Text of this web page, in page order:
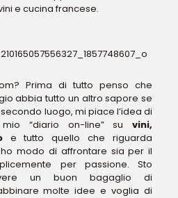
e cucina francese.
Prima di tutto penso che
abbia tutto un altro sapore se
luogo, mi piace l’idea di
“diario on-line” suvini,
e tutto quello che riguarda
ho modo di affrontare sia per il
per passione. Sto
un buon bagaglio di
molte idee e voglia di